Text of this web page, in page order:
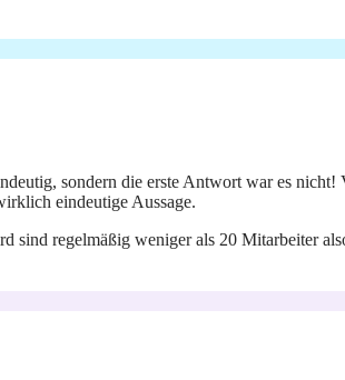
sondern die erste Antwort war es nicht!
eindeutige Aussage.
sind regelmäßig weniger als 20 Mitarbeiter